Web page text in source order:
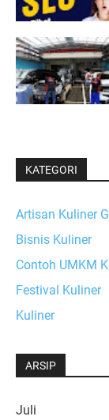
KATEGORI
Artisan Kuliner
Bisnis Kuliner
Contoh UMKM
Festival Kuliner
Kuliner
ARSIP
Juli